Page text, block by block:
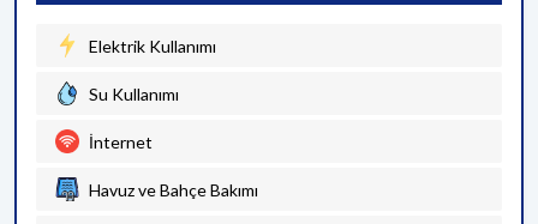
Elektrik Kullanımı
Su Kullanımı
İnternet
Havuz ve Bahçe Bakımı